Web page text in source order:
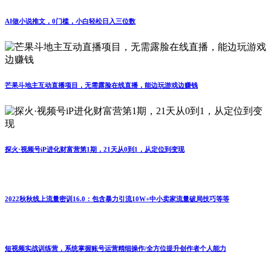
AI做小说推文，0门槛，小白轻松日入三位数
芒果斗地主互动直播项目，无需露脸在线直播，能边玩游戏边赚钱
探火·视频号iP进化财富营第1期，21天从0到1，从定位到变现